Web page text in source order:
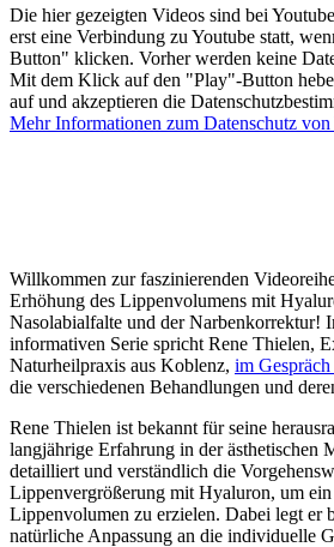
Die hier gezeigten Videos sind bei
erst eine Verbindung zu Youtube statt,
Button" klicken. Vorher werden keine
Mit dem Klick auf den "Play"-Button
auf und akzeptieren die
Mehr Informationen zum Datenschutz
Willkommen zur faszinierenden
Erhöhung des Lippenvolumens mit
Nasolabialfalte und der Narbenkorrektur!
informativen Serie spricht Rene Thielen,
Naturheilpraxis aus Koblenz, im
die verschiedenen Behandlungen und
Rene Thielen ist bekannt für seine
langjährige Erfahrung in der ästhetischen
detailliert und verständlich die
Lippenvergrößerung mit Hyaluron, um ein
Lippenvolumen zu erzielen. Dabei legt er
natürliche Anpassung an die individuelle